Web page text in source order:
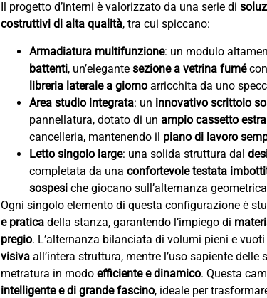
Il progetto d’interni è valorizzato da una serie di
costruttivi di alta qualità, tra cui spiccano:
Armadiatura multifunzione: un modulo
battenti, un’elegante sezione a vetrina fumé
libreria laterale a giorno arricchita da uno
Area studio integrata: un innovativo scrittoio
pannellatura, dotato di un ampio cassetto
cancelleria, mantenendo il piano di lavoro
Letto singolo large: una solida struttura dal
completata da una confortevole testata
sospesi che giocano sull’alternanza
Ogni singolo elemento di questa configurazione è
e pratica della stanza, garantendo l’impiego di
pregio. L’alternanza bilanciata di volumi pieni e
visiva all’intera struttura, mentre l’uso sapiente
metratura in modo efficiente e dinamico. Questa
intelligente e di grande fascino, ideale per